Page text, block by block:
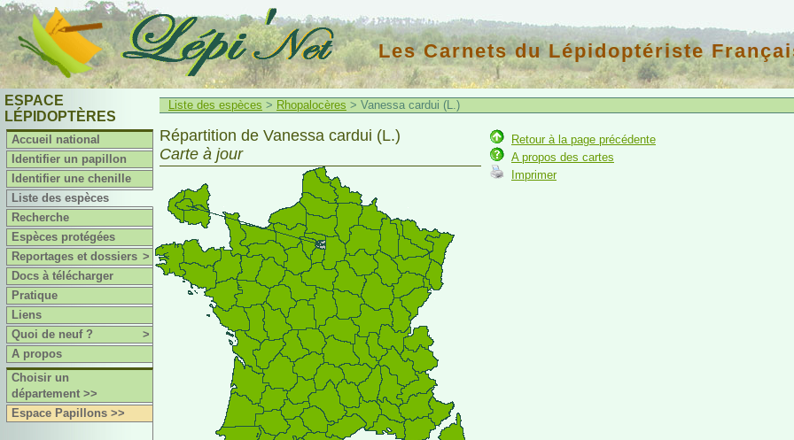
Les Carnets du Lépidoptériste
ESPACE
LÉPIDOPTÈRES
Accueil national
Identifier un papillon
Identifier une chenille
Liste des espèces
Recherche
Espèces protégées
Reportages et dossiers >
Docs à télécharger
Pratique
Liens
Quoi de neuf ?
>
A propos
Choisir un
département >>
Espace Papillons >>
Liste des espèces > Rhopalocères > Vanessa cardui (L.)
Répartition de Vanessa cardui (L.)
Carte à jour
Retour à la page précédente
A propos des cartes
Imprimer